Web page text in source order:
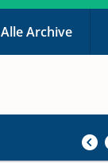
Alle Archive